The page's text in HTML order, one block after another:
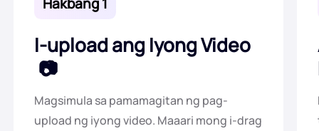
Hakbang 1
I-upload ang Iyong Video
Magsimula sa pamamagitan ng pag-
upload ng iyong video. Maaari mong i-drag